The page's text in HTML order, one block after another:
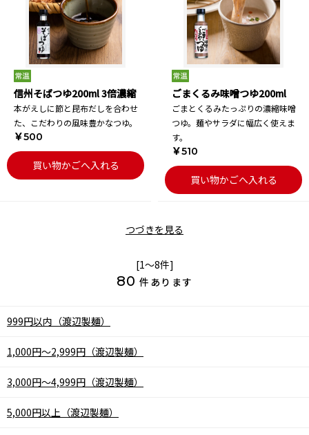
信州そばつゆ200ml 3倍濃縮
本がえしに節と昆布だしを合わせ
た、こだわりの風味豊かなつゆ。
￥500
買い物かごへ入れる
ごまくるみ味噌つゆ200ml
ごまとくるみたっぷりの濃縮味噌
つゆ。麺やサラダに幅広く使えま
す。
￥510
買い物かごへ入れる
つづきを見る
[1～8件]
80 件あります
999円以内（渡辺製麺）
1,000円～2,999円（渡辺製麺）
3,000円～4,999円（渡辺製麺）
5,000円以上（渡辺製麺）